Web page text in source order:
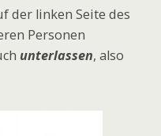
der linken Seite des
Personen
unterlassen, also